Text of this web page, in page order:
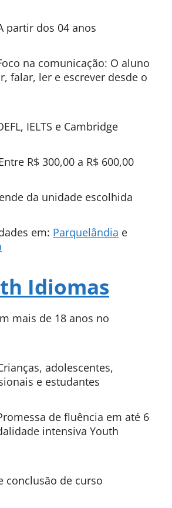
partir dos 04 anos
na comunicação: O aluno
falar, ler e escrever desde o
IELTS e Cambridge
R$ 300,00 a R$ 600,00
da unidade escolhida
em: Parquelândia e
Idiomas
mais de 18 anos no
adolescentes,
e estudantes
de fluência em até 6
intensiva Youth
conclusão de curso